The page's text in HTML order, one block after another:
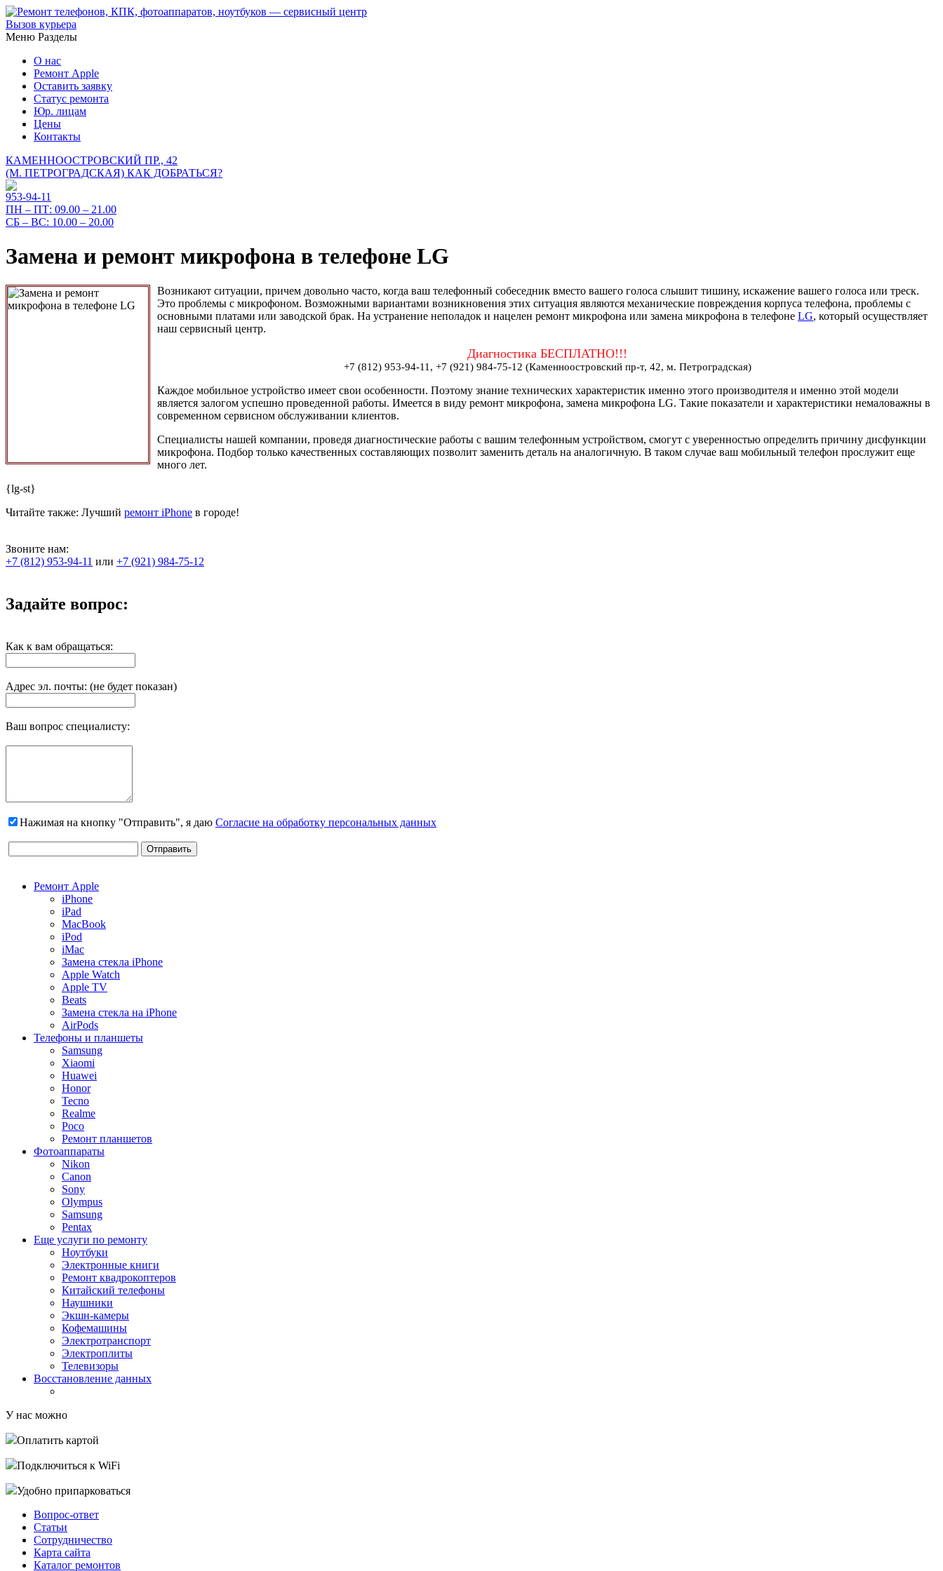
Вызов курьера
Меню Разделы
О нас
Ремонт Apple
Оставить заявку
Статус ремонта
Юр. лицам
Цены
Контакты
КАМЕННООСТРОВСКИЙ ПР., 42
(М. ПЕТРОГРАДСКАЯ) КАК ДОБРАТЬСЯ?
953-94-11
ПН – ПТ: 09.00 – 21.00
СБ – ВС: 10.00 – 20.00
Замена и ремонт микрофона в телефоне LG
Возникают ситуации, причем довольно часто, когда ваш телефонный собеседник вместо вашего голоса слышит тишину, искажение вашего голоса или треск.
Это проблемы с микрофоном. Возможными вариантами возникновения этих ситуация являются механические повреждения корпуса телефона, проблемы с
основными платами или заводской брак. На устранение неполадок и нацелен ремонт микрофона или замена микрофона в телефоне LG, который осуществляет
наш сервисный центр.
Диагностика БЕСПЛАТНО!!!
+7 (812) 953-94-11, +7 (921) 984-75-12 (Каменноостровский пр-т, 42, м. Петроградская)
Каждое мобильное устройство имеет свои особенности. Поэтому знание технических характеристик именно этого производителя и именно этой модели
является залогом успешно проведенной работы. Имеется в виду ремонт микрофона, замена микрофона LG. Такие показатели и характеристики немаловажны в
современном сервисном обслуживании клиентов.
Специалисты нашей компании, проведя диагностические работы с вашим телефонным устройством, смогут с уверенностью определить причину дисфункции
микрофона. Подбор только качественных составляющих позволит заменить деталь на аналогичную. В таком случае ваш мобильный телефон прослужит еще
много лет.
{lg-st}
Читайте также: Лучший ремонт iPhone в городе!
Звоните нам:
+7 (812) 953-94-11 или +7 (921) 984-75-12
Задайте вопрос:
Как к вам обращаться:
Адрес эл. почты: (не будет показан)
Ваш вопрос специалисту:
Нажимая на кнопку "Отправить", я даю Согласие на обработку персональных данных
Ремонт Apple
iPhone
iPad
MacBook
iPod
iMac
Замена стекла iPhone
Apple Watch
Apple TV
Beats
Замена стекла на iPhone
AirPods
Телефоны и планшеты
Samsung
Xiaomi
Huawei
Honor
Tecno
Realme
Poco
Ремонт планшетов
Фотоаппараты
Nikon
Canon
Sony
Olympus
Samsung
Pentax
Еще услуги по ремонту
Ноутбуки
Электронные книги
Ремонт квадрокоптеров
Китайский телефоны
Наушники
Экшн-камеры
Кофемашины
Электротранспорт
Электроплиты
Телевизоры
Восстановление данных
У нас можно
Оплатить картой
Подключиться к WiFi
Удобно припарковаться
Вопрос-ответ
Статьи
Сотрудничество
Карта сайта
Каталог ремонтов